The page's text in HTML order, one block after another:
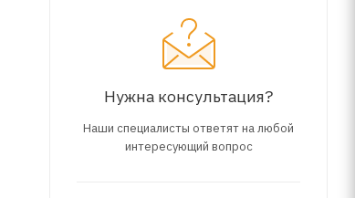
Нужна консультация?
Наши специалисты ответят на любой
интересующий вопрос